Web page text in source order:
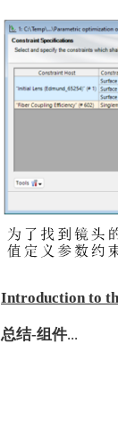
Introduction to
总结-组件